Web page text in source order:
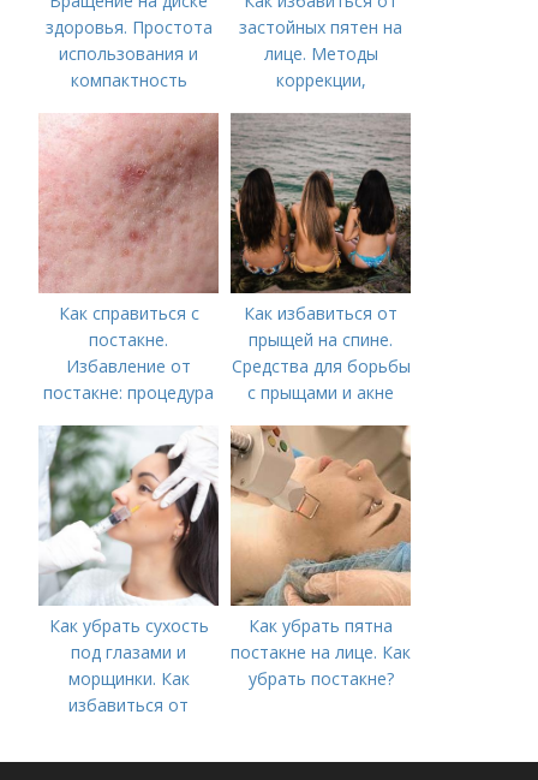
здоровья. Простота
использования и
компактность
застойных пятен на
лице. Методы
коррекции,
акне и удаления
рубцов и шрамов
постакне
Как справиться с
постакне.
Избавление от
постакне: процедура
Как избавиться от
прыщей на спине.
Средства для борьбы
с прыщами и акне
Как убрать сухость
под глазами и
морщинки. Как
избавиться от
косметологические
Как убрать пятна
постакне на лице. Как
убрать постакне?